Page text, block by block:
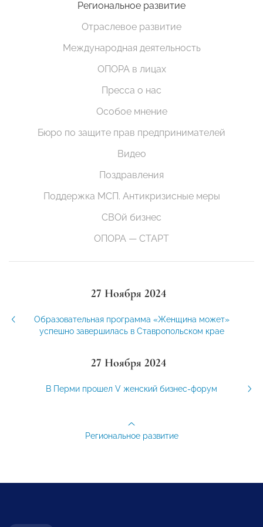
Региональное развитие
Отраслевое развитие
Международная деятельность
ОПОРА в лицах
Пресса о нас
Особое мнение
Бюро по защите прав предпринимателей
Видео
Поздравления
Поддержка МСП. Антикризисные меры
СВОй бизнес
ОПОРА — СТАРТ
27 Ноября 2024
Образовательная программа «Женщина может»
успешно завершилась в Ставропольском крае
27 Ноября 2024
В Перми прошел V женский бизнес-форум
Региональное развитие